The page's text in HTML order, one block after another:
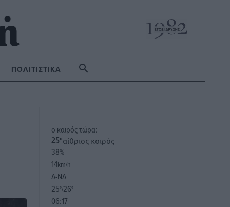
ΠΟΛΙΤΙΣΤΙΚΆ
o καιρός τώρα:
25°αίθριος καιρός
38%
14km/h
Δ-ΝΔ
25°/26°
06:17